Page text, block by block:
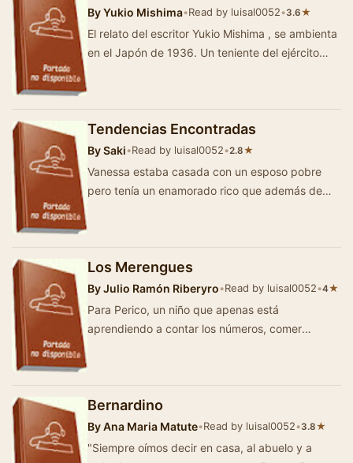
ByYukio Mishima•Read by luisal0052•3.6★
El relato del escritor Yukio Mishima , se ambienta
en el Japón de 1936. Un teniente del ejército
Tendencias Encontradas
BySaki•Read by luisal0052•2.8★
Vanessa estaba casada con un esposo pobre
pero tenía un enamorado rico que además de
Los Merengues
ByJulio Ramón Riberyro•Read by luisal0052•4★
Para Perico, un niño que apenas está
aprendiendo a contar los números, comer
Bernardino
ByAna Maria Matute•Read by luisal0052•3.8★
"Siempre oímos decir en casa, al abuelo y a